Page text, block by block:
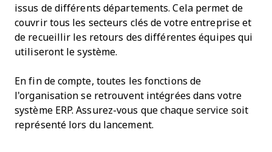
issus de différents départements. Cela permet de
couvrir tous les secteurs clés de votre entreprise et
de recueillir les retours des différentes équipes qui
utiliseront le système.
En fin de compte, toutes les fonctions de
l'organisation se retrouvent intégrées dans votre
système ERP. Assurez-vous que chaque service soit
représenté lors du lancement.